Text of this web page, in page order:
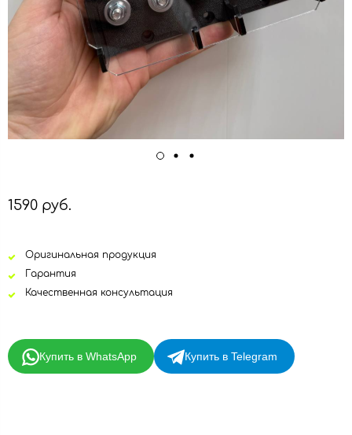
1590 руб.
Оригинальная продукция
Гарантия
Качественная консультация
Купить в WhatsApp Купить в Telegram